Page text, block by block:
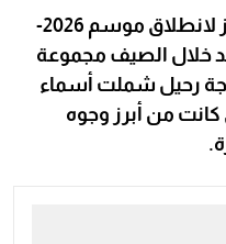
يستعد الدوري الإنجليزي الممتاز لانطلاق موسم 2026-
فقد خلال الصيف مجموعة
رحيل شملت أسماء
كانت من أبرز وجوه